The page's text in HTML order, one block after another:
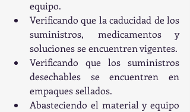
equipo.
Verificando que la caducidad de los
suministros, medicamentos y
soluciones se encuentren vigentes.
Verificando que los suministros
desechables se encuentren en
empaques sellados.
Abasteciendo el material y equipo